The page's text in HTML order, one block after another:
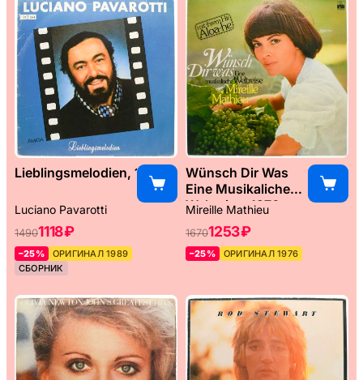
Lieblingsmelodien, 1989
Luciano Pavarotti
14901118 ₽
–25%
ОРИГИНАЛ 1989
СБОРНИК
Wünsch Dir Was
Eine Musikaliche
Weltreise, 1976
Mireille Mathieu
16701253 ₽
–25% ОРИГИНАЛ 1976